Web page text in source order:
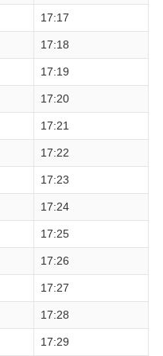
17:17
17:18
17:19
17:20
17:21
17:22
17:23
17:24
17:25
17:26
17:27
17:28
17:29